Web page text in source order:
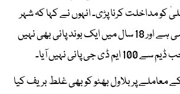
کو مداخلت کرنا پڑی۔ انہوں نے کہا کہ شہر
میں پانی کی شدید کمی ہے اور 18 سال میں ایک بوند پانی بھی نہیں
جی پانی نہیں آیا۔
معاملے پر بلاول بھٹو کو بھی غلط بریف کیا